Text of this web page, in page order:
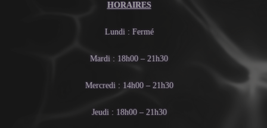
HORAIRES
Lundi : Fermé
Mardi : 18h00 – 21h30
Mercredi : 14h00 – 21h30
Jeudi : 18h00 – 21h30